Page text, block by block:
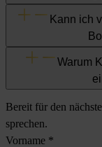
Kann ich
Warum
Bereit für den
sprechen.
Vorname *